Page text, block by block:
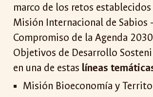
marco de los retos
Misión Internacional de Sabios
Compromiso de la Agenda
Objetivos de Desarrollo
en una de estas líneas
Misión Bioeconomía y